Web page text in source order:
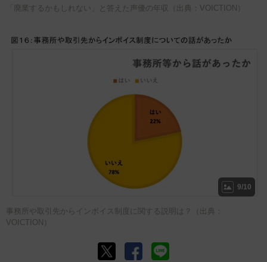
「廃業するかもしれない」と答えた声優の年収（出典：VOICTION）
9/10
事務所や取引先からインボイス制度に関する説明は？（出典：
VOICTION）